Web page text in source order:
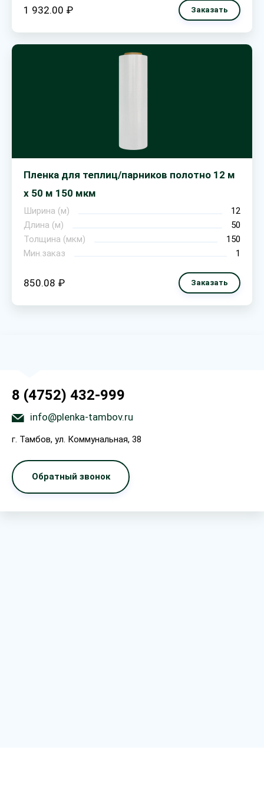
1 932.00 ₽ Заказать
Пленка для теплиц/парников полотно 12 м
х 50 м 150 мкм
Ширина (м)
12
Длина (м)
50
Толщина (мкм)
150
Мин.заказ
1
850.08 ₽ Заказать
8 (4752) 432-999
info@plenka-tambov.ru
г. Тамбов, ул. Коммунальная, 38
Обратный звонок